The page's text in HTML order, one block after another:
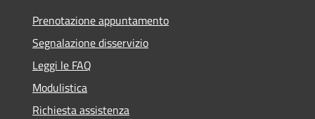
Prenotazione appuntamento
Segnalazione disservizio
Leggi le FAQ
Modulistica
Richiesta assistenza